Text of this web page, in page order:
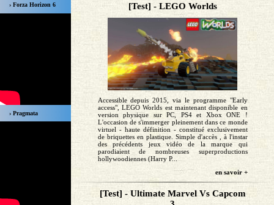
› Forza Horizon 6
› Pragmata
[Test] - LEGO Worlds
Accessible depuis 2015, via le programme "Early
access", LEGO Worlds est maintenant disponible en
version physique sur PC, PS4 et Xbox ONE !
L'occasion de s'immerger pleinement dans ce monde
virtuel - haute définition - constitué exclusivement
de briquettes en plastique. Simple d'accès , à l'instar
des précédents jeux vidéo de la marque qui
parodiaient de nombreuses superproductions
hollywoodiennes (Harry P...
en savoir +
[Test] - Ultimate Marvel Vs Capcom